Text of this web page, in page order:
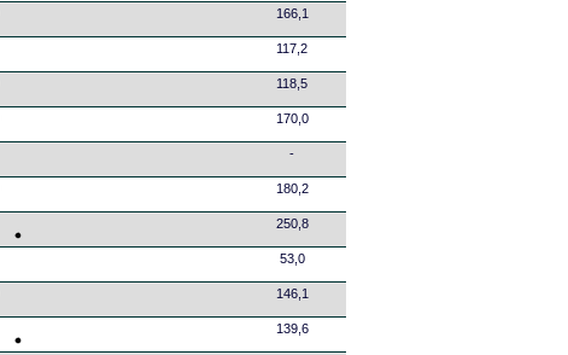
166,1
117,2
118,5
170,0
-
180,2
250,8
53,0
146,1
139,6